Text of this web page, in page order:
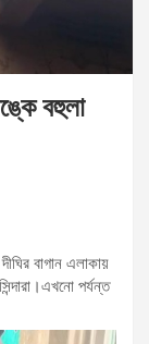
বহুলা
বাগান এলাকায়
পর্যন্ত